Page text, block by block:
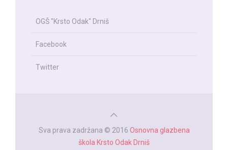
OGŠ "Krsto Odak" Drniš
Facebook
Twitter
Sva prava zadržana © 2016 Osnovna glazbena
škola Krsto Odak Drniš